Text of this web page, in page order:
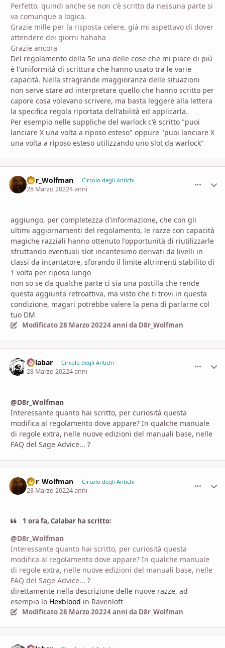
Perfetto, quindi anche se non c'è scritto da nessuna parte si
va comunque a logica.
Grazie mille per la risposta celere, già mi aspettavo di dover
attendere dei giorni hahaha
Grazie ancora
Del regolamento della 5e una delle cose che mi piace di più
è l'uniformità di scrittura che hanno usato tra le varie
capacità. Nella stragrande maggioranza delle situazioni
non serve stare ad interpretare quello che hanno scritto per
capore cosa volevano scrivere, ma basta leggere alla lettera
la specifica regola riportata dell'abilità ed applicarla.
Per esempio nelle suppliche del warlock c'è scritto "puoi
lanciare X una volta a riposo esteso" oppure "puoi lanciare X
una volta a riposo esteso utilizzando uno slot da warlock"
D8r_Wolfman Circolo degli Antichi
28 Marzo 20224 anni
aggiungo, per completezza d'informazione, che con gli
ultimi aggiornamenti del regolamento, le razze con capacità
magiche razziali hanno ottenuto l'opportunità di riutilizzarle
sfruttando eventuali slot incantesimo derivati da livelli in
classi da incantatore, sforando il limite altrimenti stabilito di
1 volta per riposo lungo
non so se da qualche parte ci sia una postilla che rende
questa aggiunta retroattiva, ma visto che ti trovi in questa
condizione, magari potrebbe valere la pena di parlarne col
tuo DM
Modificato28 Marzo 20224 anni da D8r_Wolfman
Calabar Circolo degli Antichi
28 Marzo 20224 anni
@D8r_Wolfman
Interessante quanto hai scritto, per curiosità questa
modifica al regolamento dove appare? In qualche manuale
di regole extra, nelle nuove edizioni del manuali base, nelle
FAQ del Sage Advice... ?
D8r_Wolfman Circolo degli Antichi
28 Marzo 20224 anni
1 ora fa, Calabar ha scritto:
@D8r_Wolfman
Interessante quanto hai scritto, per curiosità questa
modifica al regolamento dove appare? In qualche manuale
di regole extra, nelle nuove edizioni del manuali base, nelle
FAQ del Sage Advice... ?
direttamente nella descrizione delle nuove razze, ad
esempio lo Hexblood in Ravenloft
Modificato28 Marzo 20224 anni da D8r_Wolfman